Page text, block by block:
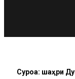
Суроға: шаҳри